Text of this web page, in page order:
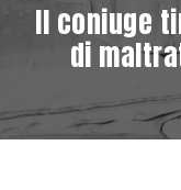
Il coniuge
di